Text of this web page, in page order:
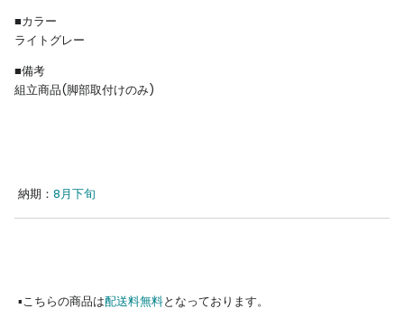
■カラー
ライトグレー
■備考
組立商品(脚部取付けのみ)
納期： 8月下旬
▪︎こちらの商品は配送料無料となっております。